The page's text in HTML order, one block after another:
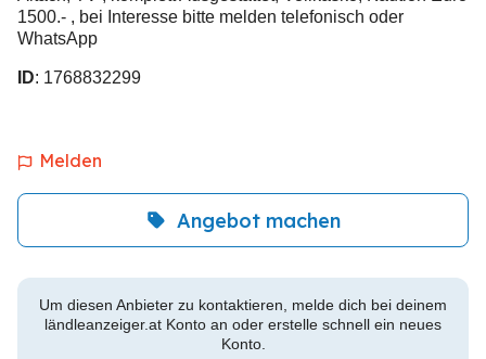
1500.- , bei Interesse bitte melden telefonisch oder
WhatsApp
ID: 1768832299
Melden
Angebot machen
Um diesen Anbieter zu kontaktieren, melde dich bei deinem
ländleanzeiger.at Konto an oder erstelle schnell ein neues
Konto.